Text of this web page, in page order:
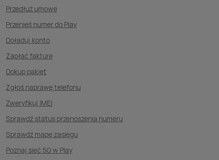
Przedłuż umowę
Przenieś numer do Play
Doładuj konto
Zapłać fakturę
Dokup pakiet
Zgłoś naprawę telefonu
Zweryfikuj IMEI
Sprawdź status przenoszenia numeru
Sprawdź mapę zasięgu
Poznaj sieć 5G w Play